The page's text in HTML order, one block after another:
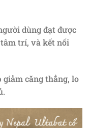
dùng đạt được
trí, và kết nối
giảm căng thẳng, lo